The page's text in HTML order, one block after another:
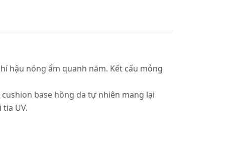
hậu nóng ẩm quanh năm. Kết cấu mỏng
base hồng da tự nhiên mang lại
UV.